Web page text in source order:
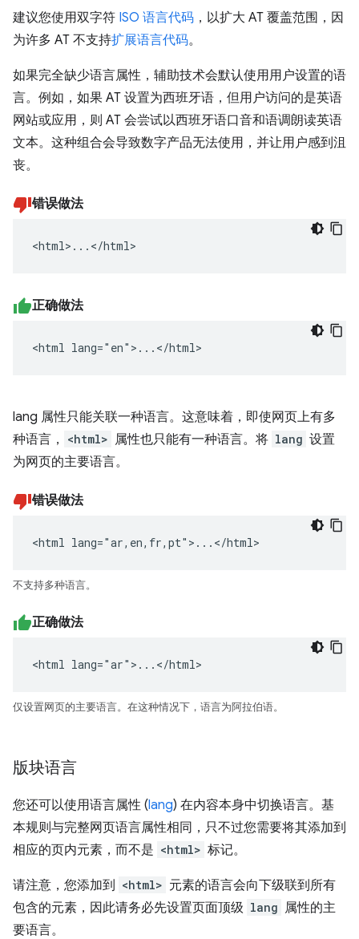
建议您使用双字符 ISO 语言代码 ，以扩大 AT 覆盖范围，因
为许多 AT 不支持扩展语言代码。
如果完全缺少语言属性，辅助技术会默认使用用户设置的语
言。例如，如果 AT 设置为西班牙语，但用户访问的是英语
网站或应用，则 AT 会尝试以西班牙语口音和语调朗读英语
文本。这种组合会导致数字产品无法使用，并让用户感到沮
丧。
错误做法
<html>...</html>
正确做法
<html lang="en">...</html>
lang 属性只能关联一种语言。这意味着，即使网页上有多
种语言，
<html> 属性也只能有一种语言。将 lang 设置
为网页的主要语言。
错误做法
<html lang="ar,en,fr,pt">...</html>
不支持多种语言。
正确做法
<html lang="ar">...</html>
仅设置网页的主要语言。在这种情况下，语言为阿拉伯语。
版块语言
您还可以使用语言属性 (lang) 在内容本身中切换语言。基
本规则与完整网页语言属性相同，只不过您需要将其添加到
相应的页内元素，而不是 <html> 标记。
请注意，您添加到 <html> 元素的语言会向下级联到所有
包含的元素，因此请务必先设置页面顶级 lang 属性的主
要语言。